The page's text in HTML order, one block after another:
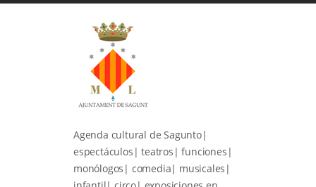
Agenda cultural de Sagunto|
espectáculos| teatros| funciones|
monólogos| comedia| musicales|